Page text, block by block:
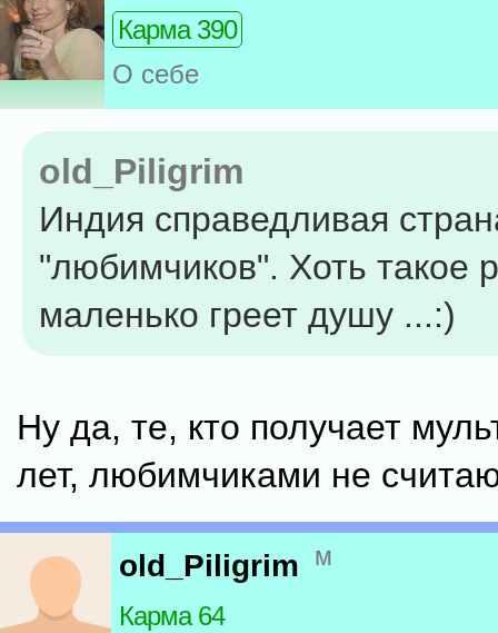
Карма 390
О себе
old_Piligrim
Индия справедливая
"любимчиков". Хоть такое
маленько греет душу ...:)
Ну да, те, кто получает
лет, любимчиками не
old_Piligrim м
Карма 64